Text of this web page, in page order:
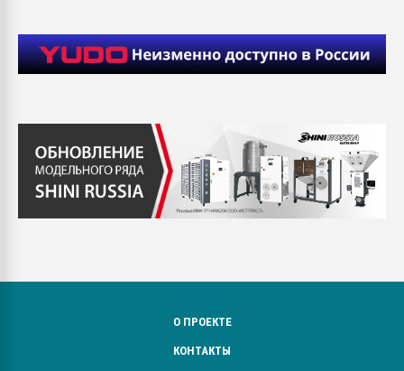
О ПРОЕКТЕ
КОНТАКТЫ